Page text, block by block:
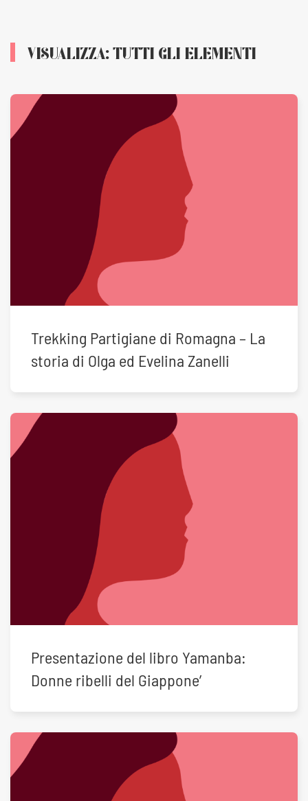
VISUALIZZA: TUTTI GLI ELEMENTI
Trekking Partigiane di Romagna – La
storia di Olga ed Evelina Zanelli
Presentazione del libro Yamanba:
Donne ribelli del Giappone’